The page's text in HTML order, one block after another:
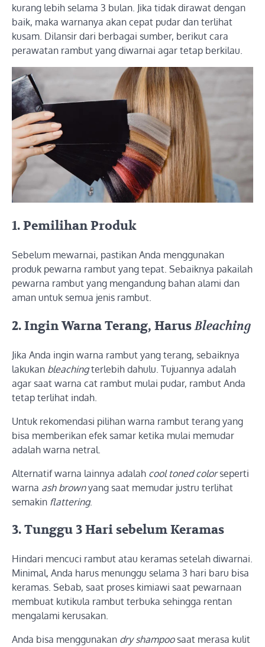
kurang lebih selama 3 bulan. Jika tidak dirawat dengan
baik, maka warnanya akan cepat pudar dan terlihat
kusam. Dilansir dari berbagai sumber, berikut cara
perawatan rambut yang diwarnai agar tetap berkilau.
1.Pemilihan Produk
Sebelum mewarnai, pastikan Anda menggunakan
produk pewarna rambut yang tepat. Sebaiknya pakailah
pewarna rambut yang mengandung bahan alami dan
aman untuk semua jenis rambut.
2.Ingin Warna Terang, HarusBleaching
Jika Anda ingin warna rambut yang terang, sebaiknya
lakukan bleachingterlebih dahulu. Tujuannya adalah
agar saat warna cat rambut mulai pudar, rambut Anda
tetap terlihat indah.
Untuk rekomendasi pilihan warna rambut terang yang
bisa memberikan efek samar ketika mulai memudar
adalah warna netral.
Alternatif warna lainnya adalah cool toned colorseperti
warna ash brownyang saat memudar justru terlihat
semakin flattering.
3.Tunggu 3 Hari sebelum Keramas
Hindari mencuci rambut atau keramas setelah diwarnai.
Minimal, Anda harus menunggu selama 3 hari baru bisa
keramas. Sebab, saat proses kimiawi saat pewarnaan
membuat kutikula rambut terbuka sehingga rentan
mengalami kerusakan.
Anda bisa menggunakan dry shampoosaat merasa kulit